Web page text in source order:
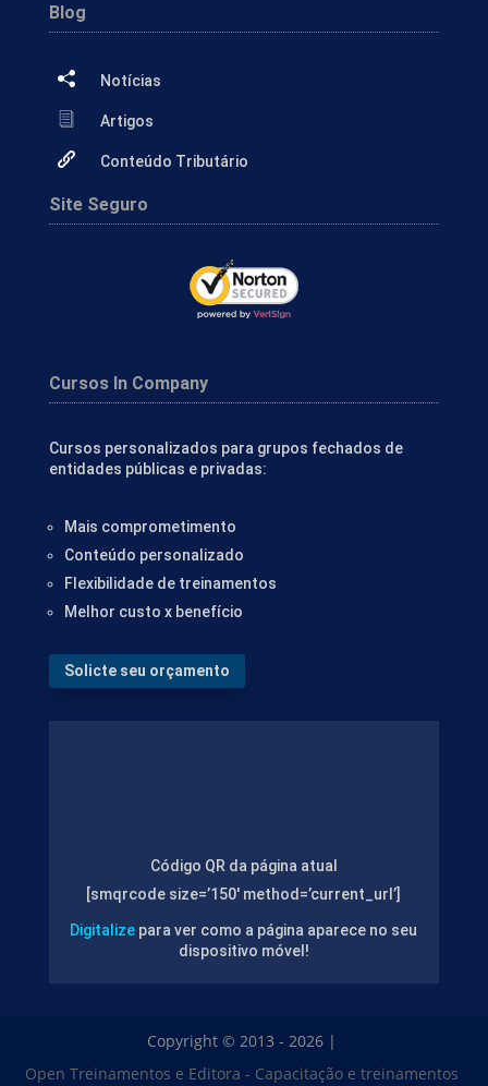
Blog
Notícias
Artigos
Conteúdo Tributário
Site Seguro
Cursos In Company
Cursos personalizados para grupos fechados de
entidades públicas e privadas:
Mais comprometimento
Conteúdo personalizado
Flexibilidade de treinamentos
Melhor custo x benefício
Solicte seu orçamento
Código QR da página atual
[smqrcode size=’150′ method=’current_url’]
Digitalize para ver como a página aparece no seu
dispositivo móvel!
Copyright © 2013 - 2026 |
Open Treinamentos e Editora - Capacitação e treinamentos